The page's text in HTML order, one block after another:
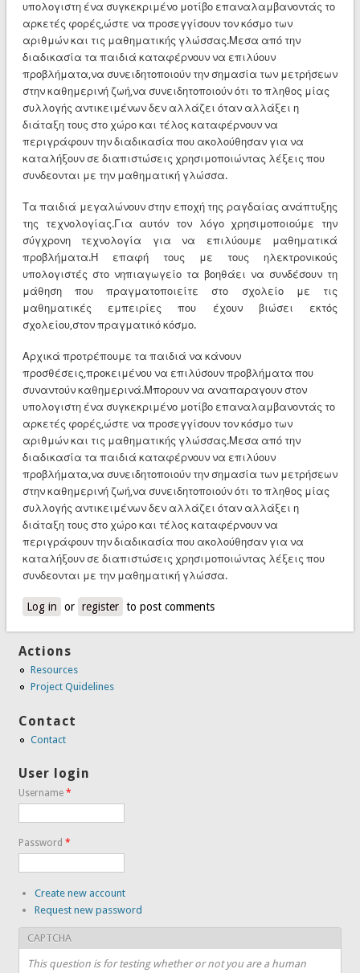
υπολογιστη ένα συγκεκριμένο μοτίβο επαναλαμβανοντάς το
αρκετές φορές,ώστε να προσεγγίσουν τον κόσμο των
αριθμών και τις μαθηματικής γλώσσας.Μεσα από την
διαδικασία τα παιδιά καταφέρνουν να επιλύουν
προβλήματα,να συνειδητοποιούν την σημασία των μετρήσεων
στην καθημερινή ζωή,να συνειδητοποιούν ότι το πληθος μίας
συλλογής αντικειμένων δεν αλλάζει όταν αλλάξει η
διάταξη τους στο χώρο και τέλος καταφέρνουν να
περιγράφουν την διαδικασία που ακολούθησαν για να
καταλήξουν σε διαπιστώσεις χρησιμοποιώντας λέξεις που
συνδεονται με την μαθηματική γλώσσα.
Τα παιδιά μεγαλώνουν στην εποχή της ραγδαίας ανάπτυξης
της τεχνολογίας.Για αυτόν τον λόγο χρησιμοποιούμε την
σύγχρονη τεχνολογία για να επιλύουμε μαθηματικά
προβλήματα.Η επαφή τους με τους ηλεκτρονικούς
υπολογιστές στο νηπιαγωγείο τα βοηθάει να συνδέσουν τη
μάθηση που πραγματοποιείτε στο σχολείο με τις
μαθηματικές εμπειρίες που έχουν βιώσει εκτός
σχολείου,στον πραγματικό κόσμο.
Αρχικά προτρέπουμε τα παιδιά να κάνουν
προσθέσεις,προκειμένου να επιλύσουν προβλήματα που
συναντούν καθημερινά.Μπορουν να αναπαραγουν στον
υπολογιστη ένα συγκεκριμένο μοτίβο επαναλαμβανοντάς το
αρκετές φορές,ώστε να προσεγγίσουν τον κόσμο των
αριθμών και τις μαθηματικής γλώσσας.Μεσα από την
διαδικασία τα παιδιά καταφέρνουν να επιλύουν
προβλήματα,να συνειδητοποιούν την σημασία των μετρήσεων
στην καθημερινή ζωή,να συνειδητοποιούν ότι το πληθος μίας
συλλογής αντικειμένων δεν αλλάζει όταν αλλάξει η
διάταξη τους στο χώρο και τέλος καταφέρνουν να
περιγράφουν την διαδικασία που ακολούθησαν για να
καταλήξουν σε διαπιστώσεις χρησιμοποιώντας λέξεις που
συνδεονται με την μαθηματική γλώσσα.
Log in or register to post comments
Actions
Resources
Project Quidelines
Contact
Contact
User login
Username*
Password*
Create new account
Request new password
CAPTCHA
This question is for testing whether or not you are a human